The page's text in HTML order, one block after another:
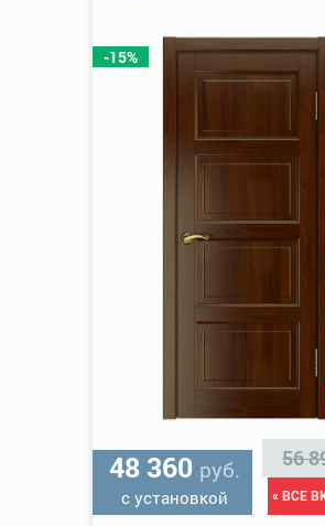
-15%
48 360 руб.
с установкой
56
« ВСЕ